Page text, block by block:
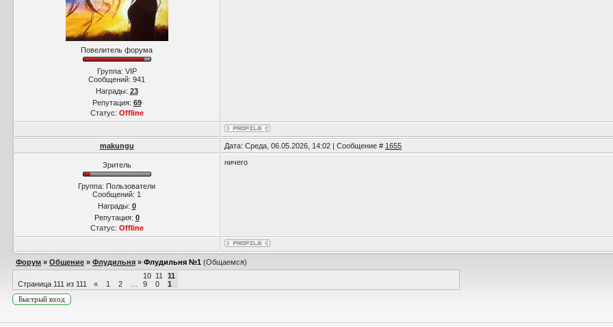
Повелитель форума
Группа: VIP
Сообщений: 941
Награды: 23
Репутация: 69
Статус: Offline
makungu Дата: Среда, 06.05.2026, 14:02 | Сообщение # 1655
Зритель
Группа: Пользователи
Сообщений: 1
Награды: 0
Репутация: 0
Статус: Offline
ничего
Форум » Общение » Флудильня » Флудильня №1 (Общаемся)
Страница 111 из 111 « 1 2
10
9
11
0
11
1